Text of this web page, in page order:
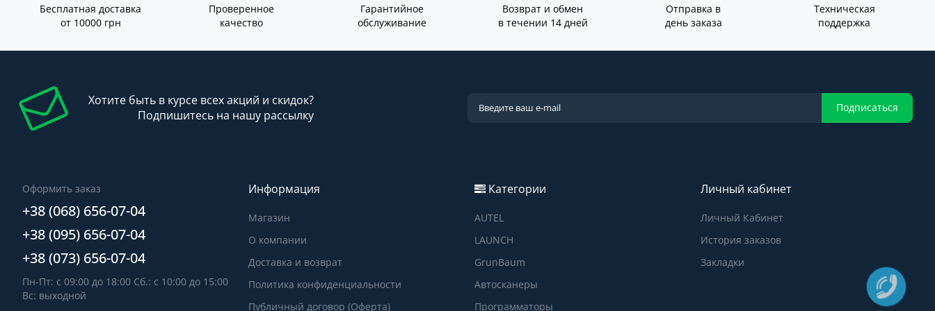
Бесплатная доставка
от 10000 грн
Проверенное
качество
Гарантийное
обслуживание
Возврат и обмен
в течении 14 дней
Отправка в
день заказа
Техническая
поддержка
Хотите быть в курсе всех акций и скидок?
Подпишитесь на нашу рассылку
Подписаться
Оформить заказ
+38 (068) 656-07-04
+38 (095) 656-07-04
+38 (073) 656-07-04
Пн-Пт: с 09:00 до 18:00 Сб.: с 10:00 до 15:00
Вс: выходной
Информация
Магазин
О компании
Доставка и возврат
Политика конфиденциальности
Публичный договор (Оферта)
Категории
AUTEL
LAUNCH
GrunBaum
Автосканеры
Программаторы
Личный кабинет
Личный Кабинет
История заказов
Закладки